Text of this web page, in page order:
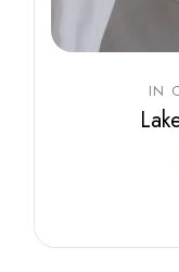
IN